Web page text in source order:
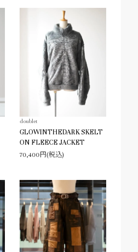
doublet
GLOWINTHEDARK SKELT
ON FLEECE JACKET
70,400円(税込)